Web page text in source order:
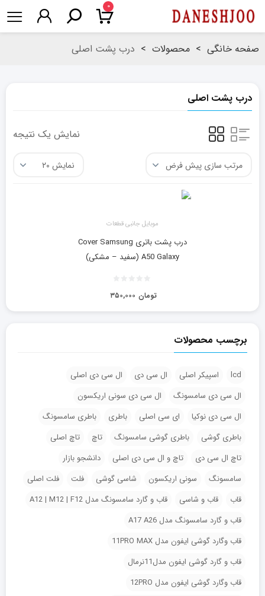
۰
صفحه خانگی > محصولات > درب پشت اصلی
درب پشت اصلی
نمایش یک نتیجه
موبایل جانبی قطعات
درب پشت باتری Cover Samsung
A50 Galaxy (سفید – مشکی)
۳۵۰,۰۰۰ تومان
برچسب محصولات
lcd اسپیکر اصلی ال سی دی
ال سی دی اصلی
ال سی دی سامسونگ
ال سی دی سونی اریکسون
ال سی دی نوکیا
ای سی اصلی باطری
باطری سامسونگ
باطری گوشی
باطری گوشی سامسونگ تاچ
تاچ اصلی
تاچ ال سی دی
تاچ و ال سی دی اصلی
دانشجو بازار
سامسونگ
سونی اریکسون شاسی گوشی فلت
فلت اصلی
قاب
قاب و شاسی
قاب و گارد سامسونگ مدل A12 | M12 | F12
قاب و گارد سامسونگ مدل A17 A26
قاب وگارد گوشی ایفون مدل 11PRO MAX
قاب و گارد گوشی ایفون مدل11نرمال
قاب وگارد گوشی ایفون مدل 12PRO